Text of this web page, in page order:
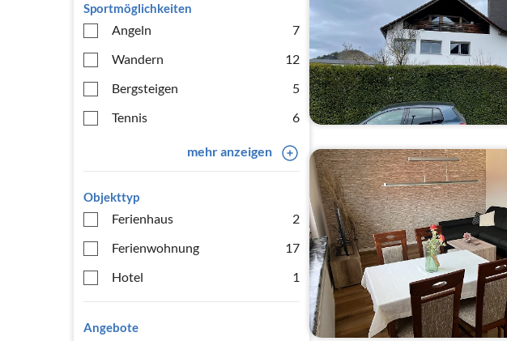
Sportmöglichkeiten
Angeln
7
Wandern
12
Bergsteigen
5
Tennis
6
mehr anzeigen
Objekttyp
Ferienhaus
2
Ferienwohnung
17
Hotel
1
Angebote